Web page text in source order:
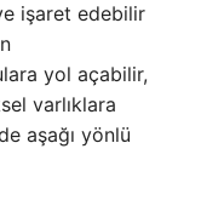
işaret edebilir
yol açabilir,
varlıklara
aşağı yönlü